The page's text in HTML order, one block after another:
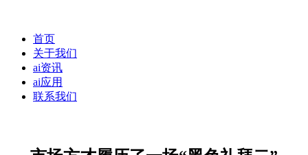
首页
关于我们
ai资讯
ai应用
联系我们